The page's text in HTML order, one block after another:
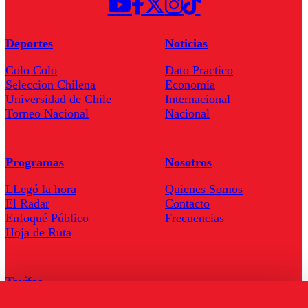
Deportes
Colo Colo
Seleccion Chilena
Universidad de Chile
Torneo Nacional
Noticias
Dato Practico
Economía
Internacional
Nacional
Programas
LLegó la hora
El Radar
Enfoqué Público
Hoja de Ruta
Nosotros
Quienes Somos
Contacto
Frecuencias
Tarifas